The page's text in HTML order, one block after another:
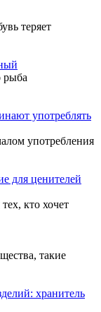
теряет
рыба
употреблять
употребления
для ценителей
кто хочет
такие
хранитель